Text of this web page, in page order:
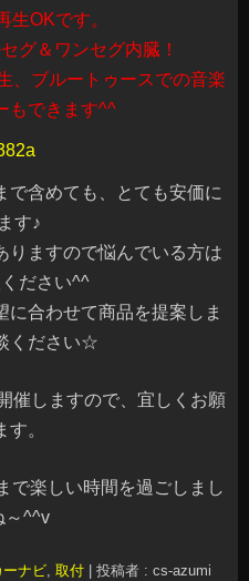
生OKです。
グ＆ワンセグ内臓！
、ブルートゥースでの音楽
もできます^^
で含めても、とても安価に
す♪
りますので悩んでいる方は
ださい^^
に合わせて商品を提案しま
ください☆
催しますので、宜しくお願
す。
で楽しい時間を過ごしまし
～^^v
ーナビ, 取付
投稿者 : cs-azumi